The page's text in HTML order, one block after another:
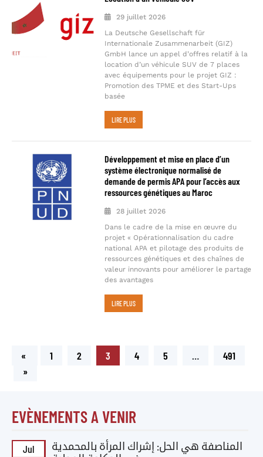
29 juillet 2026
La Deutsche Gesellschaft für
Internationale Zusammenarbeit (GIZ)
GmbH lance un appel d’offres relatif à la
location d’un véhicule SUV de 7 places
avec équipements pour le projet GIZ :
Promotion des TPME et des Start-Ups
basée
LIRE PLUS
Développement et mise en place d’un
système électronique normalisé de
demande de permis APA pour l’accès aux
ressources génétiques au Maroc
28 juillet 2026
Dans le cadre de la mise en œuvre du
projet « Opérationnalisation du cadre
national APA et pilotage des produits de
ressources génétiques et des chaînes de
valeur innovants pour améliorer le partage
des avantages
LIRE PLUS
« 1 2 3 4 5 …
491
»
EVÈNEMENTS A VENIR
Jul
المناصفة هي الحل: إشراك المرأة بالمحمدية